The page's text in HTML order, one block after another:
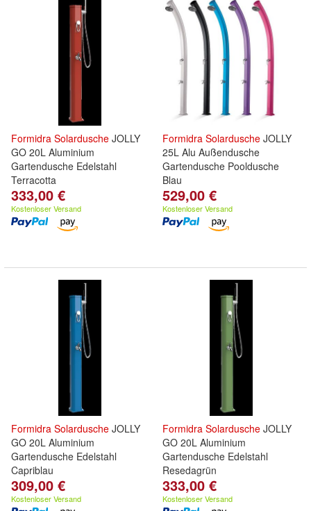
Formidra Solardusche JOLLY
GO 20L Aluminium
Gartendusche Edelstahl
Terracotta
333,00 €
Kostenloser Versand
Formidra Solardusche JOLLY
25L Alu Außendusche
Gartendusche Pooldusche
Blau
529,00 €
Kostenloser Versand
Formidra Solardusche JOLLY
GO 20L Aluminium
Gartendusche Edelstahl
Capriblau
309,00 €
Kostenloser Versand
Formidra Solardusche JOLLY
GO 20L Aluminium
Gartendusche Edelstahl
Resedagrün
333,00 €
Kostenloser Versand